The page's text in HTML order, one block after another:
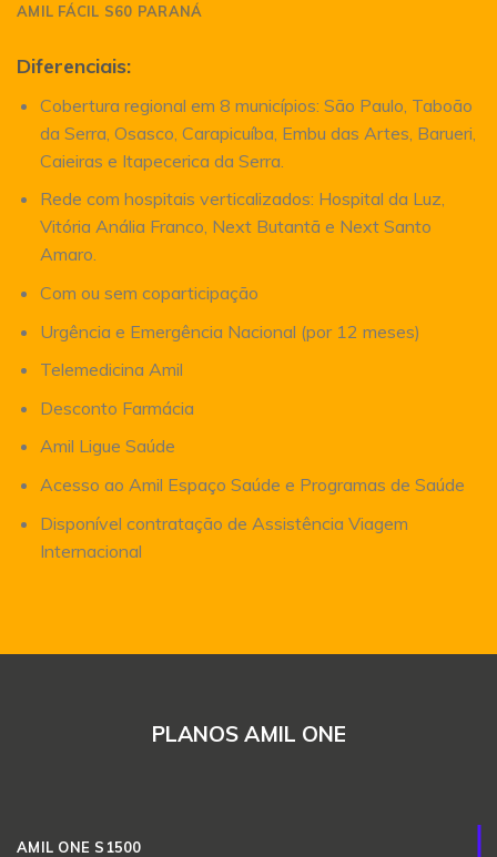
AMIL FÁCIL S60 PARANÁ
Diferenciais:
Cobertura regional em 8 municípios: São Paulo, Taboão
da Serra, Osasco, Carapicuíba, Embu das Artes, Barueri,
Caieiras e Itapecerica da Serra.
Rede com hospitais verticalizados: Hospital da Luz,
Vitória Anália Franco, Next Butantã e Next Santo
Amaro.
Com ou sem coparticipação
Urgência e Emergência Nacional (por 12 meses)
Telemedicina Amil
Desconto Farmácia
Amil Ligue Saúde
Acesso ao Amil Espaço Saúde e Programas de Saúde
Disponível contratação de Assistência Viagem
Internacional
PLANOS AMIL ONE
AMIL ONE S1500